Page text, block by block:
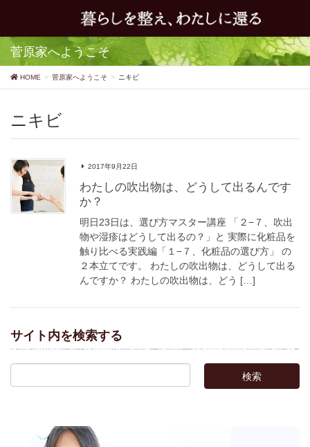
菅原家へようこそ
HOME 菅原家へようこそ ニキビ
ニキビ
2017年9月22日
わたしの吹出物は、どうして出るんです
か？
明日23日は、選び方マスター講座 「２−７、吹出
物や湿疹はどうして出るの？」と 実際に化粧品を
触り比べる実践編「１−７、化粧品の選び方」 の
２本立てです。 わたしの吹出物は、どうして出る
んですか？ わたしの吹出物は、どう […]
サイト内を検索する